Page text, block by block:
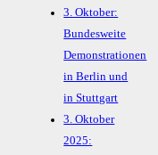
3. Oktober:
Bundesweite
Demonstrationen
in Berlin und
in Stuttgart
3. Oktober
2025: